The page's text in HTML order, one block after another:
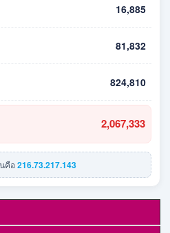
16,885
81,832
824,810
2,067,333
คือ216.73.217.143